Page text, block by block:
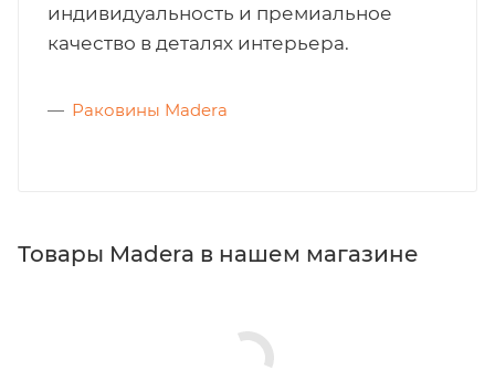
индивидуальность и премиальное
качество в деталях интерьера.
Раковины Madera
Товары Madera в нашем магазине